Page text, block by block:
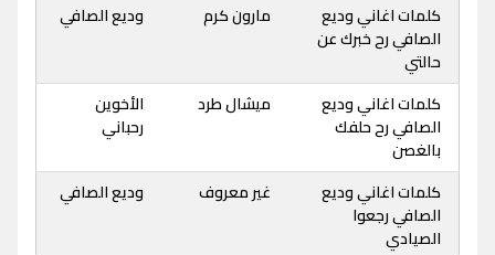
كلمات اغاني وديع
الصافي رح خبرك عن
حالتي
مارون كرم وديع الصافي
كلمات اغاني وديع
الصافي رح حلفك
بالغصن
ميشال طرد
الأخوين
رحباني
كلمات اغاني وديع
الصافي رجعوا
الصيادي
غير معروف وديع الصافي